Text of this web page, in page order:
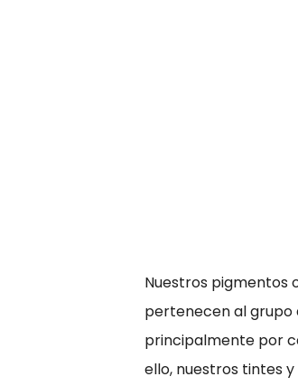
Nuestros pigmentos
pertenecen al grupo
principalmente por
ello, nuestros tintes